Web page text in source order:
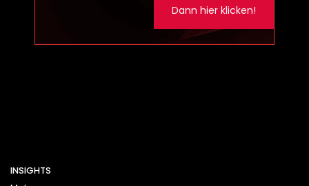
Dann hier klicken!
INSIGHTS